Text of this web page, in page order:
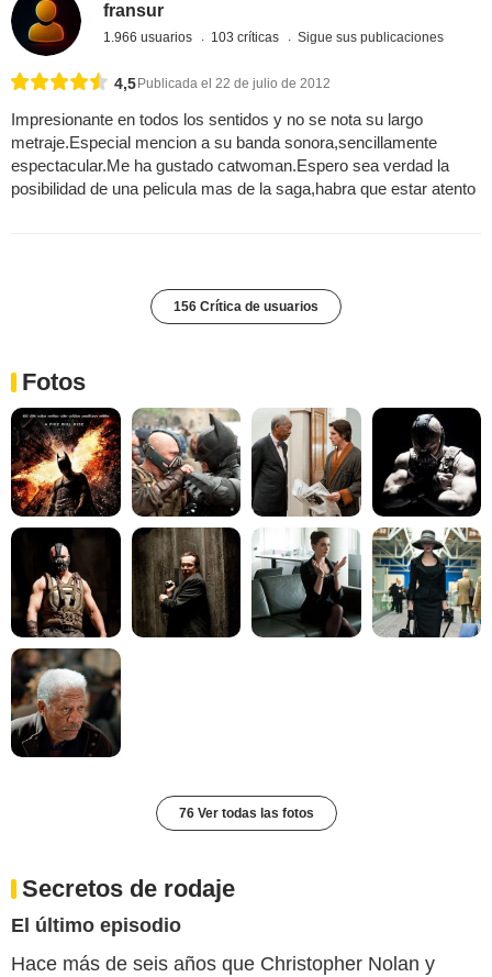
fransur
1.966 usuarios 103 críticas Sigue sus publicaciones
4,5Publicada el 22 de julio de 2012
Impresionante en todos los sentidos y no se nota su largo
metraje.Especial mencion a su banda sonora,sencillamente
espectacular.Me ha gustado catwoman.Espero sea verdad la
posibilidad de una pelicula mas de la saga,habra que estar atento
156 Crítica de usuarios
Fotos
76 Ver todas las fotos
Secretos de rodaje
El último episodio
Hace más de seis años que Christopher Nolan y